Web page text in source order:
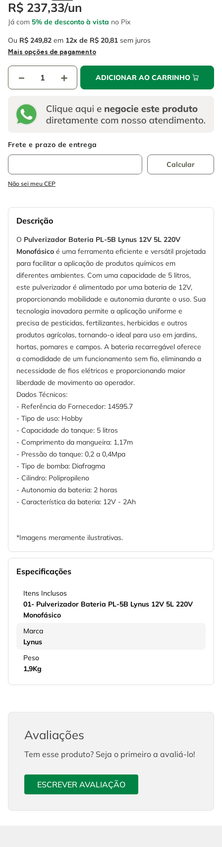
R$ 237,33/un
Já com 5% de desconto à vista no Pix
Ou R$ 249,82 em 12 R$ 20,81 sem juros
Mais opções de pagamento
＋
－ ADICIONAR AO CARRINHO
Não sei meu CEP
Descrição
O Pulverizador Bateria PL-5B Lynus 12V 5L 220V
Monofásico é uma ferramenta eficiente e versátil projetada
para facilitar a aplicação de produtos químicos em
diferentes ambientes. Com uma capacidade de 5 litros,
este pulverizador é alimentado por uma bateria de 12V,
proporcionando mobilidade e autonomia durante o uso. Sua
tecnologia inovadora permite a aplicação uniforme e
precisa de pesticidas, fertilizantes, herbicidas e outros
produtos agrícolas, tornando-o ideal para uso em jardins,
hortas, pomares e campos. A bateria recarregável oferece
a comodidade de um funcionamento sem fio, eliminando a
necessidade de fios elétricos e proporcionando maior
liberdade de movimento ao operador.
Dados Técnicos:
- Referência do Fornecedor: 14595.7
- Tipo de uso: Hobby
- Capacidade do tanque: 5 litros
- Comprimento da mangueira: 1,17m
- Pressão do tanque: 0,2 a 0,4Mpa
- Tipo de bomba: Diafragma
- Cilindro: Polipropileno
- Autonomia da bateria: 2 horas
- Característica da bateria: 12V - 2Ah
*Imagens meramente ilustrativas.
Especificações
Itens Inclusos
01- Pulverizador Bateria PL-5B Lynus 12V 5L 220V
Monofásico
Marca
Lynus
Peso
1,9Kg
Avaliações
Tem esse produto? Seja o primeiro a avaliá-lo!
ESCREVER AVALIAÇÃO
6 º serra copo
7º luva
8º fio
alicate
º escada
º serra circular
º serra copo
fio
alicate